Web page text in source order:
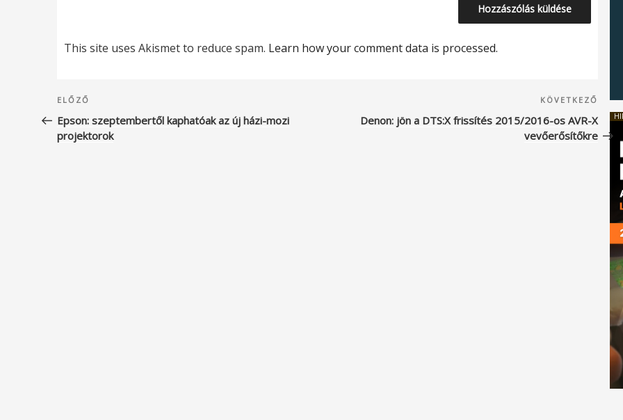
This site uses Akismet to reduce spam. Learn how your comment data is processed.
Bejegyzés
navigáció
Korábbi
bejegyzés
ELŐZŐ
Epson: szeptembertől kaphatóak az új házi-mozi
projektorok
KÖVETKEZŐ
Denon: jön a DTS:X frissítés 2015/2016-os AVR-X
vevőerősítőkre